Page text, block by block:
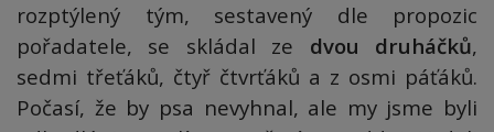
rozptýlený tým, sestavený dle propozic
pořadatele, se skládal ze dvou druháčků,
sedmi třeťáků, čtyř čtvrťáků a z osmi páťáků.
Počasí, že by psa nevyhnal, ale my jsme byli